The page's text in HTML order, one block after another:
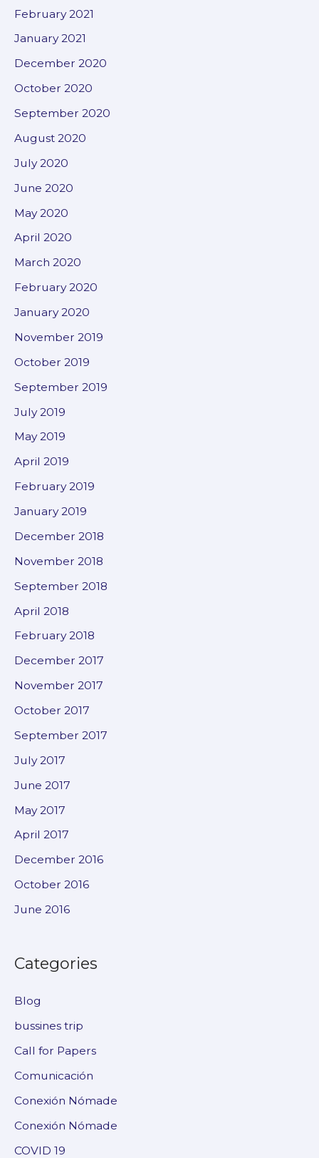
February 2021
January 2021
December 2020
October 2020
September 2020
August 2020
July 2020
June 2020
May 2020
April 2020
March 2020
February 2020
January 2020
November 2019
October 2019
September 2019
July 2019
May 2019
April 2019
February 2019
January 2019
December 2018
November 2018
September 2018
April 2018
February 2018
December 2017
November 2017
October 2017
September 2017
July 2017
June 2017
May 2017
April 2017
December 2016
October 2016
June 2016
Categories
Blog
bussines trip
Call for Papers
Comunicación
Conexión Nómade
Conexión Nómade
COVID 19